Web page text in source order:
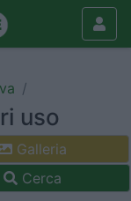
uso
Galleria
Cerca